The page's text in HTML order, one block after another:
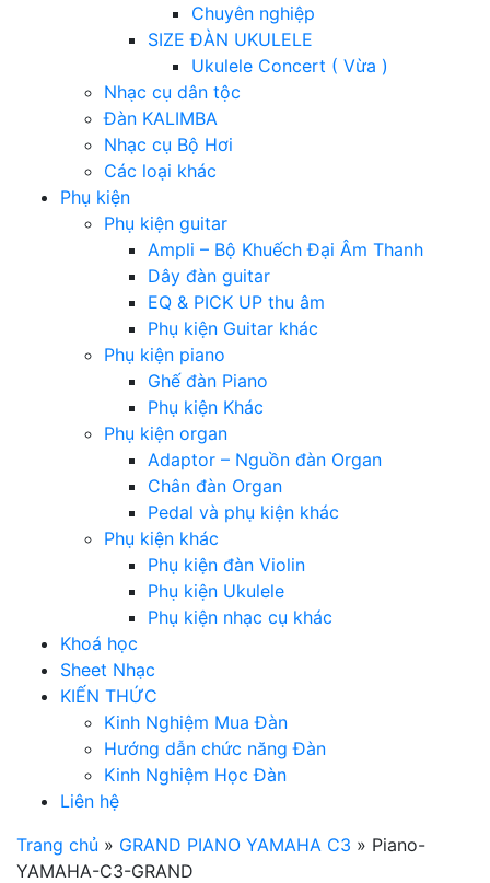
Chuyên nghiệp
SIZE ĐÀN UKULELE
Ukulele Concert ( Vừa )
Nhạc cụ dân tộc
Đàn KALIMBA
Nhạc cụ Bộ Hơi
Các loại khác
Phụ kiện
Phụ kiện guitar
Ampli – Bộ Khuếch Đại Âm Thanh
Dây đàn guitar
EQ & PICK UP thu âm
Phụ kiện Guitar khác
Phụ kiện piano
Ghế đàn Piano
Phụ kiện Khác
Phụ kiện organ
Adaptor – Nguồn đàn Organ
Chân đàn Organ
Pedal và phụ kiện khác
Phụ kiện khác
Phụ kiện đàn Violin
Phụ kiện Ukulele
Phụ kiện nhạc cụ khác
Khoá học
Sheet Nhạc
KIẾN THỨC
Kinh Nghiệm Mua Đàn
Hướng dẫn chức năng Đàn
Kinh Nghiệm Học Đàn
Liên hệ
Trang chủ » GRAND PIANO YAMAHA C3 » Piano-
YAMAHA-C3-GRAND